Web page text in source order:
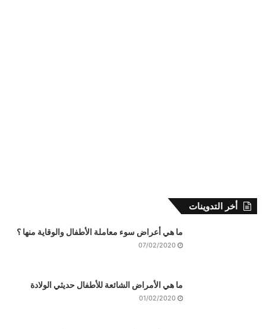
أخر التدوينات
ما هي أعراض سوء معاملة الأطفال والوقاية منها ؟
07/02/2020
ما هي الأمراض الشائعة للأطفال حديثي الولادة
01/02/2020